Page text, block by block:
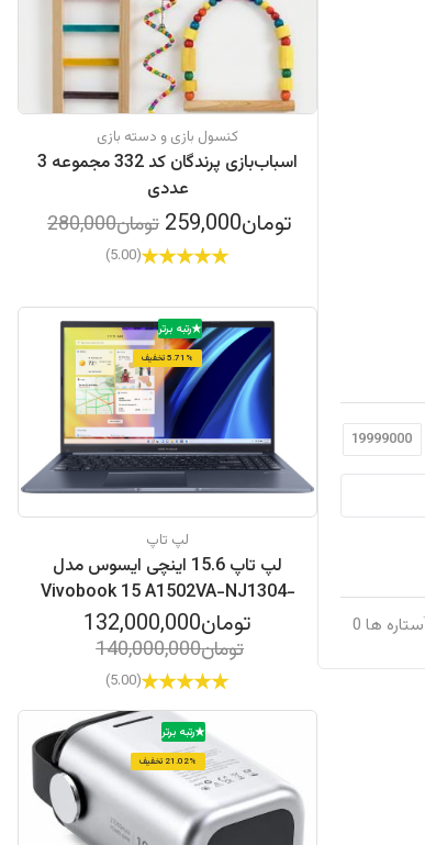
ستاره ها
کنسول بازی و دسته بازی
اسباب‌بازی پرندگان کد 332 مجموعه 3
عددی
تومان259,000 تومان280,000
(5.00)
رتبه برتر
5.71% تخفیف
لپ تاپ
لپ تاپ 15.6 اینچی ایسوس مدل
Vivobook 15 A1502VA-NJ1304-
i7 13620H-16GB DDR4
3200MHz-512GB SSD-TFT
تومان132,000,000
تومان140,000,000
(5.00)
رتبه برتر
21.02% تخفیف